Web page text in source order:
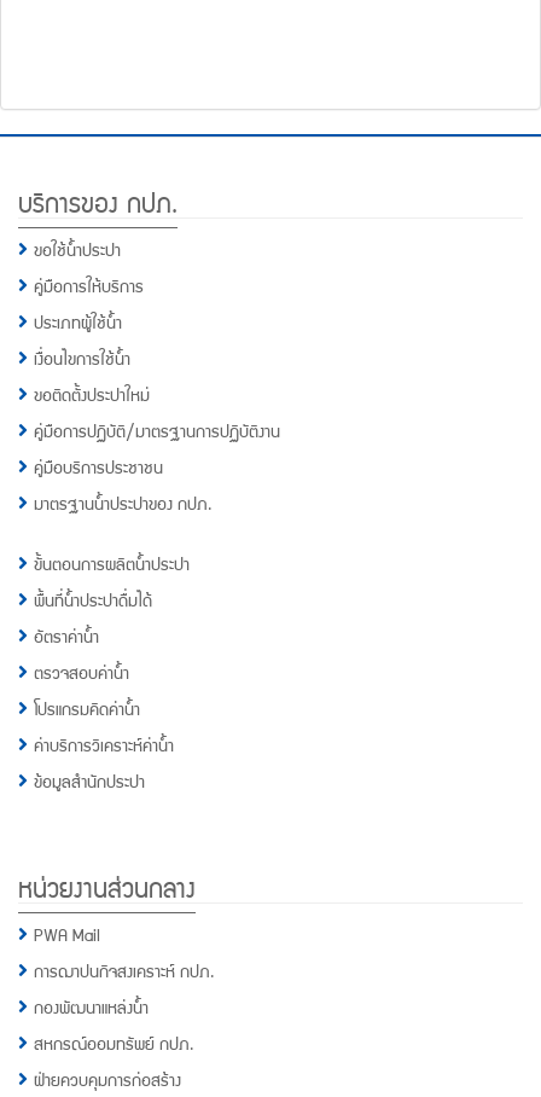
Footer
Menu
บริการของ กปภ.
ขอใช้น้ำประปา
คู่มือการให้บริการ
ประเภทผู้ใช้น้ำ
เงื่อนไขการใช้น้ำ
ขอติดตั้งประปาใหม่
คู่มือการปฏิบัติ/มาตรฐานการปฏิบัติงาน
คู่มือบริการประชาชน
มาตรฐานน้ำประปาของ กปภ.
ขั้นตอนการผลิตน้ำประปา
พื้นที่น้ำประปาดื่มได้
อัตราค่าน้ำ
ตรวจสอบค่าน้ำ
โปรแกรมคิดค่าน้ำ
ค่าบริการวิเคราะห์ค่าน้ำ
ข้อมูลสำนักประปา
หน่วยงานส่วนกลาง
PWA Mail
การฌาปนกิจสงเคราะห์ กปภ.
กองพัฒนาแหล่งน้ำ
สหกรณ์ออมทรัพย์ กปภ.
ฝ่ายควบคุมการก่อสร้าง